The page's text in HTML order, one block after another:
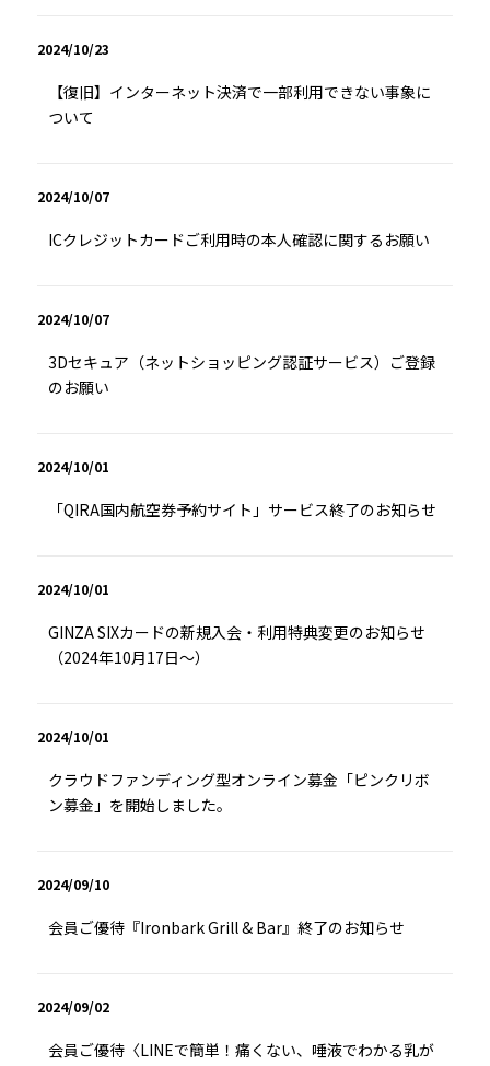
2024/10/23
【復旧】インターネット決済で一部利用できない事象に
ついて
2024/10/07
ICクレジットカードご利用時の本人確認に関するお願い
2024/10/07
3Dセキュア（ネットショッピング認証サービス）ご登録
のお願い
2024/10/01
「QIRA国内航空券予約サイト」サービス終了のお知らせ
2024/10/01
GINZA SIXカードの新規入会・利用特典変更のお知らせ
（2024年10月17日～）
2024/10/01
クラウドファンディング型オンライン募金「ピンクリボ
ン募金」を開始しました。
2024/09/10
会員ご優待『Ironbark Grill & Bar』終了のお知らせ
2024/09/02
会員ご優待〈LINEで簡単！痛くない、唾液でわかる乳が